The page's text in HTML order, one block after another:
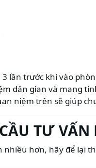
3 lần trước khi vào
dân gian và mang
niệm trên sẽ giúp
TƯ VẤN
nhiều hơn, hãy để lại